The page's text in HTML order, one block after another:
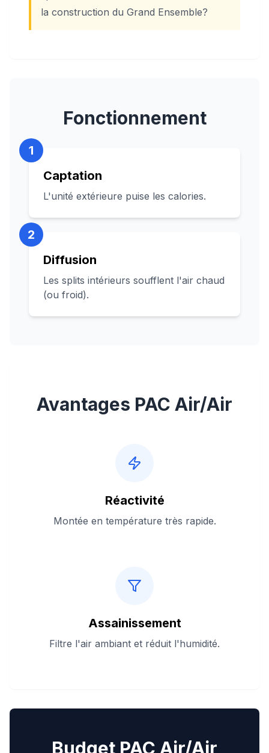
la construction du Grand Ensemble?
Fonctionnement
1
Captation
L'unité extérieure puise les calories.
2
Diffusion
Les splits intérieurs soufflent l'air chaud
(ou froid).
Avantages PAC Air/Air
Réactivité
Montée en température très rapide.
Assainissement
Filtre l'air ambiant et réduit l'humidité.
Budget PAC Air/Air